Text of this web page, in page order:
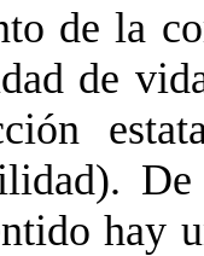
de la
de
hay